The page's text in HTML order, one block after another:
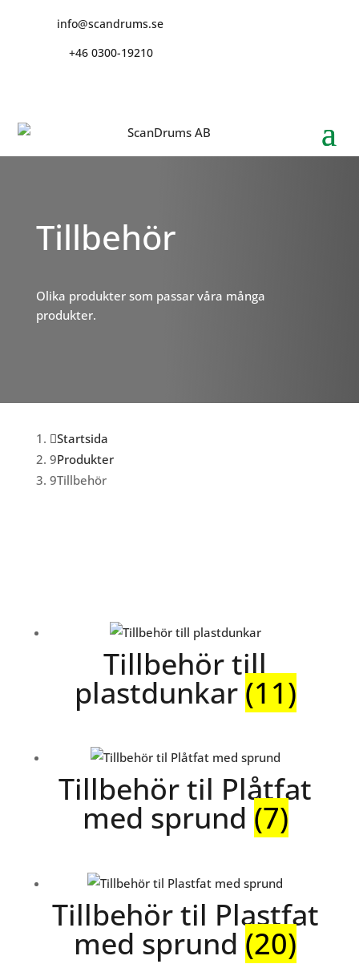
info@scandrums.se
+46 0300-19210
Tillbehör
Olika produkter som passar våra många
produkter.
Startsida
Produkter
Tillbehör
Tillbehör till
plastdunkar (11)
Tillbehör til Plåtfat
med sprund (7)
Tillbehör til Plastfat
med sprund (20)